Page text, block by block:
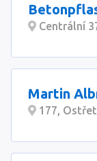
Centrální
Martin
177,